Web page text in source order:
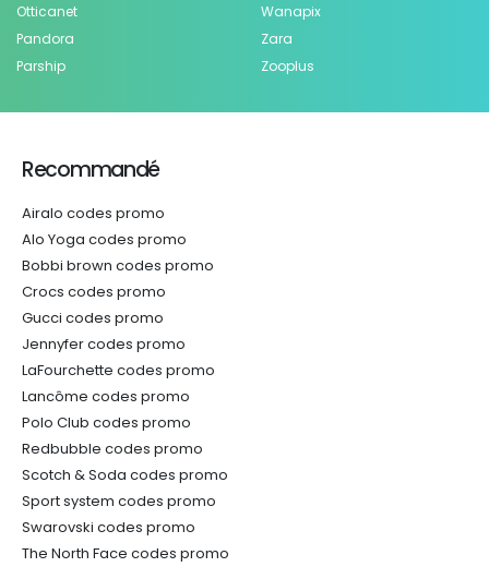
Otticanet
Pandora
Parship
Wanapix
Zara
Zooplus
Recommandé
Airalo codes promo
Alo Yoga codes promo
Bobbi brown codes promo
Crocs codes promo
Gucci codes promo
Jennyfer codes promo
LaFourchette codes promo
Lancôme codes promo
Polo Club codes promo
Redbubble codes promo
Scotch & Soda codes promo
Sport system codes promo
Swarovski codes promo
The North Face codes promo